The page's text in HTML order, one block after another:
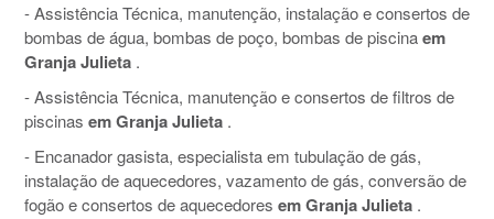
- Assistência Técnica, manutenção, instalação e consertos de
bombas de água, bombas de poço, bombas de piscinaem
Granja Julieta .
- Assistência Técnica, manutenção e consertos de filtros de
piscinas em Granja Julieta .
- Encanador gasista, especialista em tubulação de gás,
instalação de aquecedores, vazamento de gás, conversão de
fogão e consertos de aquecedores em Granja Julieta .